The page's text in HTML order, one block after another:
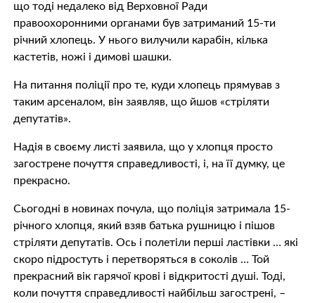
що тоді недалеко від Верховної Ради
правоохоронними органами був затриманий 15-ти
річний хлопець. У нього вилучили карабін, кілька
кастетів, ножі і димові шашки.
На питання поліції про те, куди хлопець прямував з
таким арсеналом, він заявляв, що йшов «стріляти
депутатів».
Надія в своєму листі заявила, що у хлопця просто
загострене почуття справедливості, і, на її думку, це
прекрасно.
Сьогодні в новинах почула, що поліція затримала 15-
річного хлопця, який взяв батька рушницю і пішов
стріляти депутатів. Ось і полетіли перші ластівки … які
скоро підростуть і перетворяться в соколів … Той
прекрасний вік гарячої крові і відкритості душі. Тоді,
коли почуття справедливості найбільш загострені, –